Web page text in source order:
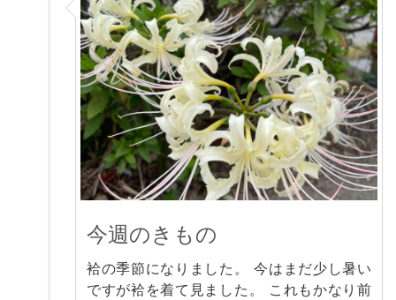
今週のきもの
袷の季節になりました。 今はまだ少し暑い
ですが袷を着て見ました。 これもかなり前